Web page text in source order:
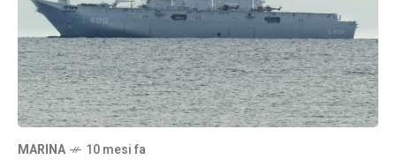
MARINA 10 mesi fa